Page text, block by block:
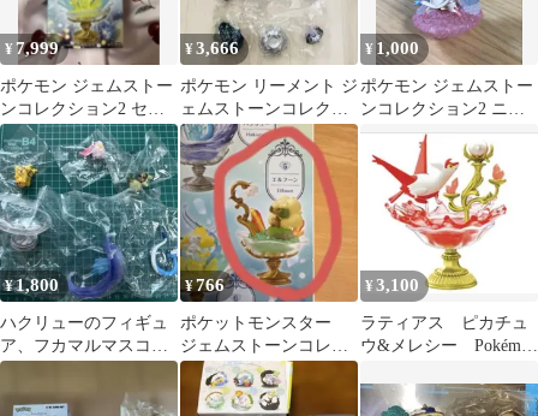
¥ 7,999
ポケモン ジェムストー
ンコレクション2 セミ
コンプ
¥3,666
ポケモン リーメント ジ
ェムストーンコレクシ
ョン2 フィギュア
¥1,000
ポケモン ジェムストー
ンコレクション2 ニン
フィア フィギュア カッ
プ無し
¥1,800
ハクリューのフィギュ
ア、フカマルマスコッ
トおまけ付き
¥766
ポケットモンスター
ジェムストーンコレク
ション2 エルフーン フ
ィギュア 47
¥ 3,100
ラティアス ピカチュ
ウ&メレシー Pokémon
ョン